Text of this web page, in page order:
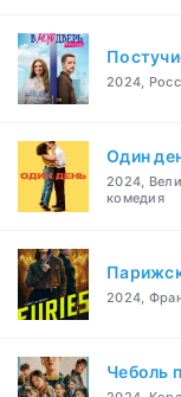
2024,
Один
2024,
комедия
2024,
Чеболь